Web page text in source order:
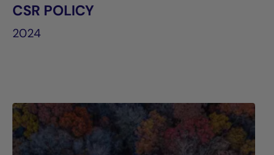
CSR POLICY
2024